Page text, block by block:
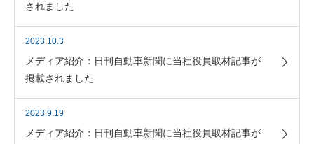
されました
2023.10.3
メディア紹介：日刊自動車新聞に当社役員取材記事が
掲載されました
2023.9.19
メディア紹介：日刊自動車新聞に当社役員取材記事が